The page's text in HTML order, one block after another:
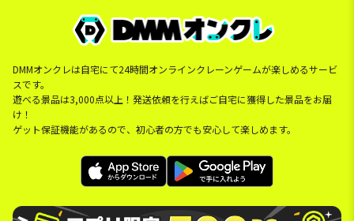
DMMオンクレは自宅にて24時間オンラインクレーンゲームが楽しめるサービ
スです。
遊べる景品は3,000点以上！発送依頼を行えばご自宅に獲得した景品をお届
け！
ゲット保証機能があるので、初心者の方でも安心して楽しめます。